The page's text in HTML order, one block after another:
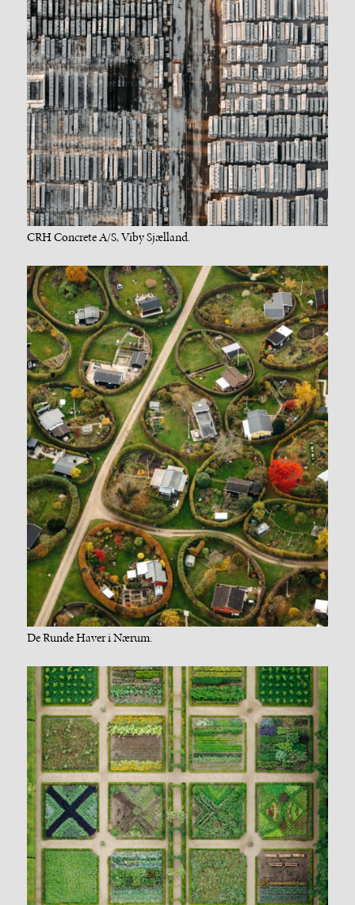
CRH Concrete A/S, Viby Sjælland.
De Runde Haver i Nærum.